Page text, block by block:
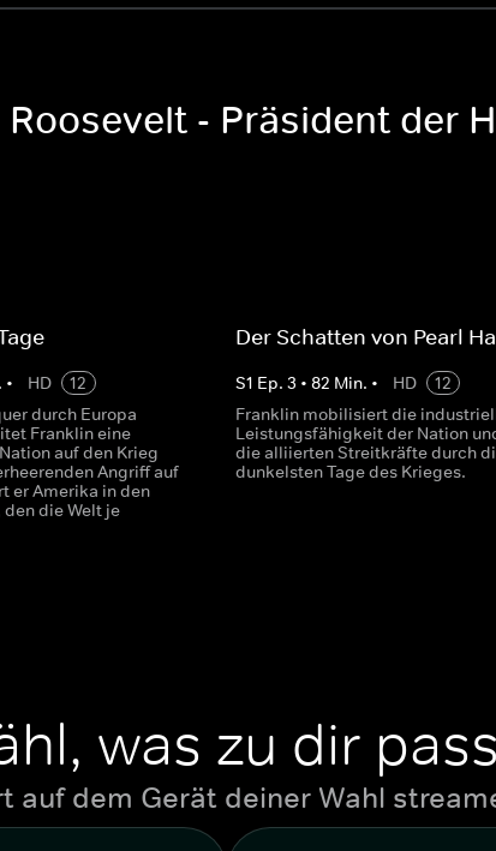
- Präsident der
• HD
12
durch Europa
Franklin eine
auf den Krieg
Angriff auf
er Amerika in den
die Welt je
Der Schatten von Pearl
S1 Ep. 3 • 82 Min. • HD
12
Franklin mobilisiert die
Leistungsfähigkeit der Nation
die alliierten Streitkräfte durch
dunkelsten Tage des Krieges.
was zu dir
auf dem Gerät deiner Wahl